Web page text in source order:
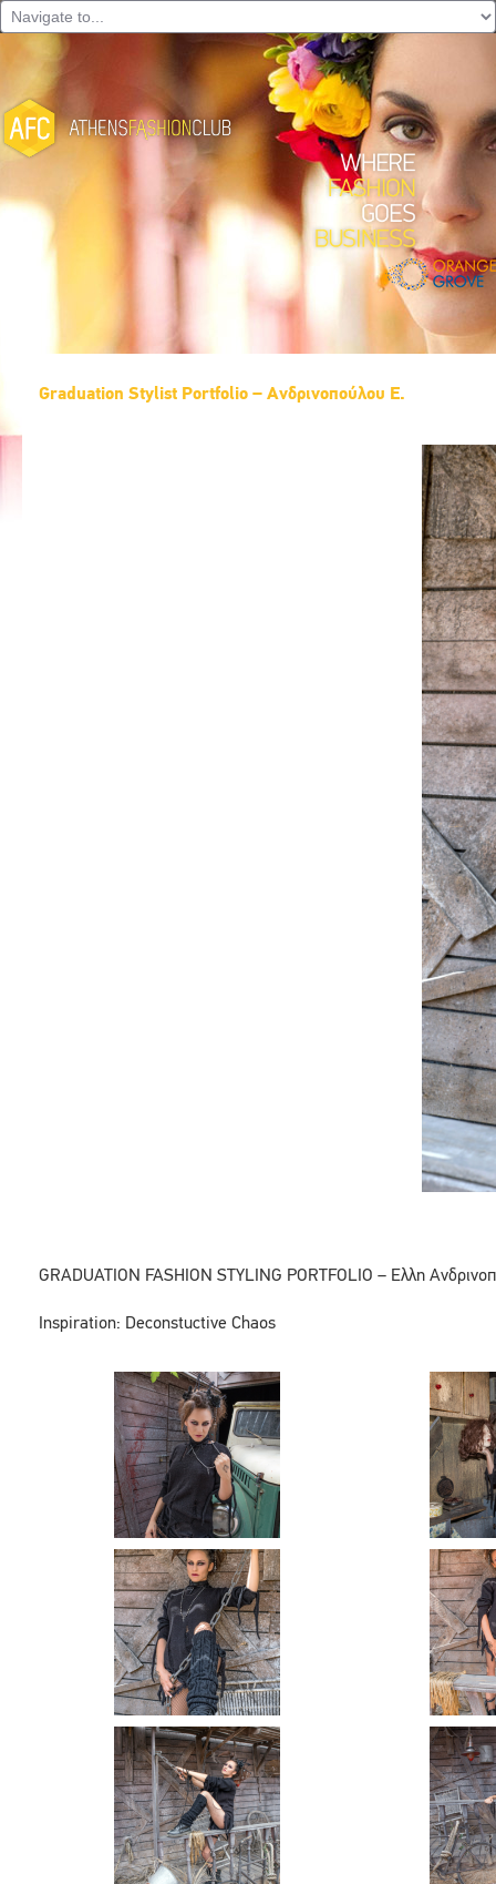
Graduation Stylist Portfolio – Ανδρινοπούλου Ε.
GRADUATION FASHION STYLING PORTFOLIO – Eλλη
Inspiration: Deconstuctive Chaos